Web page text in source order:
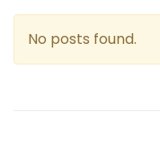
No posts found.